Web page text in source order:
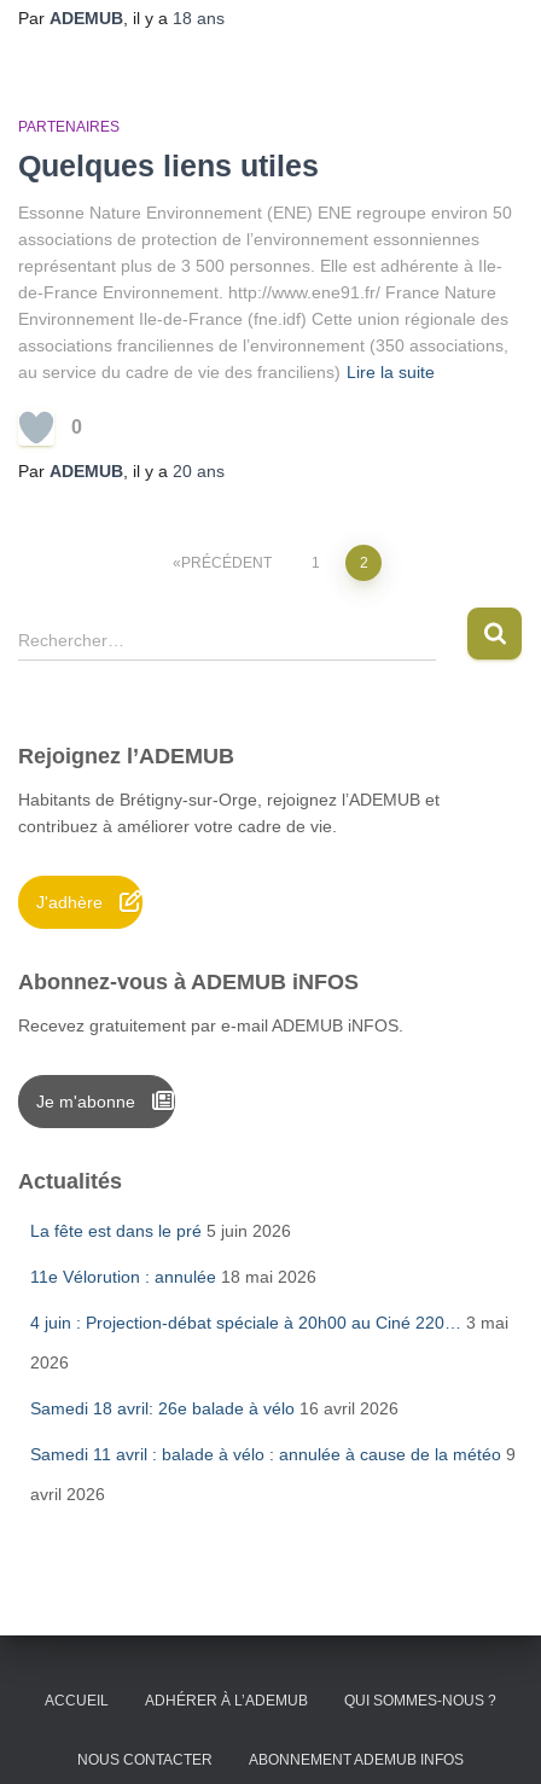
Par ADEMUB , il y a 18 ans
PARTENAIRES
Quelques liens utiles
Essonne Nature Environnement (ENE) ENE regroupe environ 50
associations de protection de l’environnement essonniennes
représentant plus de 3 500 personnes. Elle est adhérente à Ile-
de-France Environnement. http://www.ene91.fr/ France Nature
Environnement Ile-de-France (fne.idf) Cette union régionale des
associations franciliennes de l’environnement (350 associations,
au service du cadre de vie des franciliens) Lire la suite
0
Par ADEMUB , il y a 20 ans
Pagination
des
PRÉCÉDENT 1 2
R
e
r
c
:
Rechercher…
Rejoignez l’ADEMUB
Habitants de Brétigny-sur-Orge, rejoignez l’ADEMUB et
contribuez à améliorer votre cadre de vie.
J'adhère
Abonnez-vous à ADEMUB iNFOS
Recevez gratuitement par e-mail ADEMUB iNFOS.
Je m'abonne
Actualités
La fête est dans le pré 5 juin 2026
11e Vélorution : annulée 18 mai 2026
4 juin : Projection-débat spéciale à 20h00 au Ciné 220… 3 mai
2026
Samedi 18 avril: 26e balade à vélo 16 avril 2026
Samedi 11 avril : balade à vélo : annulée à cause de la météo 9
avril 2026
ACCUEIL ADHÉRER À L’ADEMUB QUI SOMMES-NOUS ?
NOUS CONTACTER ABONNEMENT ADEMUB INFOS